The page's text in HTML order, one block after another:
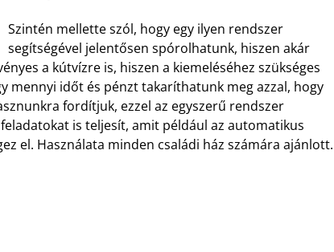
Szintén mellette szól, hogy egy ilyen rendszer
segítségével jelentősen spórolhatunk, hiszen akár
a kútvízre is, hiszen a kiemeléséhez szükséges
mennyi időt és pénzt takaríthatunk meg azzal, hogy
fordítjuk, ezzel az egyszerű rendszer
is teljesít, amit például az automatikus
el. Használata minden családi ház számára ajánlott.